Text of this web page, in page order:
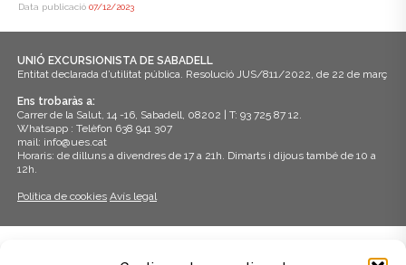
Data publicació 07/12/2023
UNIÓ EXCURSIONISTA DE SABADELL
Entitat declarada d’utilitat pública. Resolució JUS/811/2022, de 22 de març
Ens trobaràs a:
Carrer de la Salut, 14 -16, Sabadell, 08202 | T: 93 725 87 12.
Whatsapp : Telèfon 638 941 307
mail: info@ues.cat
Horaris: de dilluns a divendres de 17 a 21h. Dimarts i dijous també de 10 a
12h.
Política de cookies Avís legal